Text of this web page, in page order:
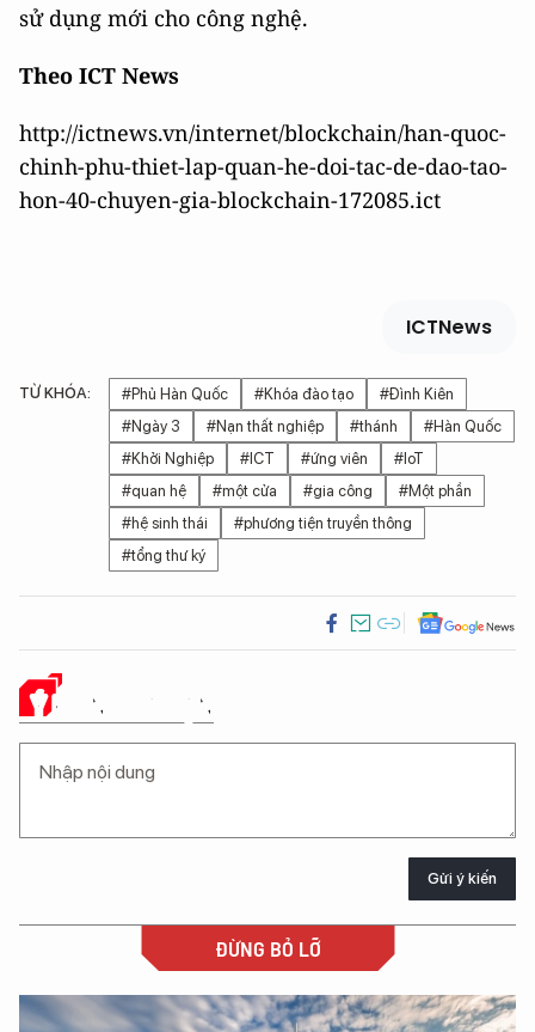
sử dụng mới cho công nghệ.
Theo ICT News
http://ictnews.vn/internet/blockchain/han-quoc-
chinh-phu-thiet-lap-quan-he-doi-tac-de-dao-tao-
hon-40-chuyen-gia-blockchain-172085.ict
ICTNews
TỪ KHÓA: #Phủ Hàn Quốc #Khóa đào tạo
#Đình Kiên
#Ngày 3
#Nạn thất nghiệp #thánh
#Hàn Quốc
#Khởi Nghiệp
#ICT #ứng viên
#IoT
#quan hệ
#một cửa #gia công
#Một phần
#hệ sinh thái
#phương tiện truyền thông
#tổng thư ký
Ý KIẾN CỦA BẠN
Gửi ý kiến
ĐỪNG BỎ LỠ